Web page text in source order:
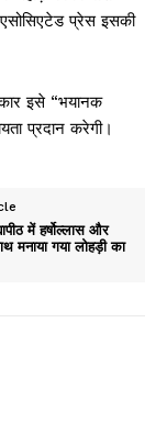
प्रेस इसकी
इसे “भयानक
प्रदान करेगी।
में हर्षोल्लास और
मनाया गया लोहड़ी का